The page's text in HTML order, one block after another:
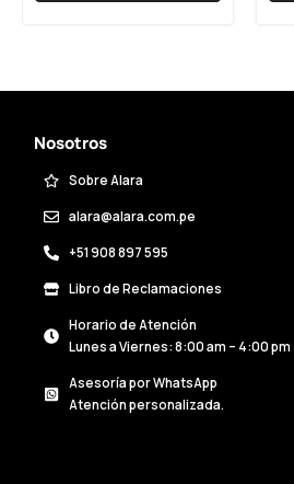
Nosotros
Sobre Alara
alara@alara.com.pe
+51 908 897 595
Libro de Reclamaciones
Horario de Atención
Lunes a Viernes: 8:00 am – 4:00 pm
Asesoría por WhatsApp
Atención personalizada.